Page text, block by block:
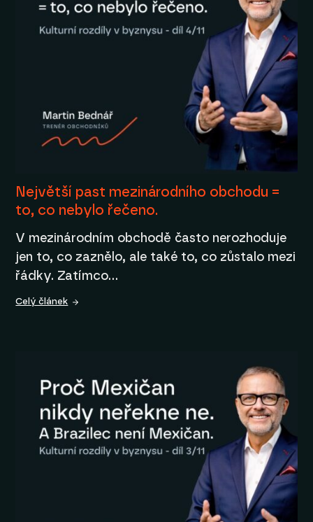
Největší past mezinárodního obchodu =
to, co nebylo řečeno.
V mezinárodním obchodě často nerozhoduje
jen to, co zaznělo, ale také to, co zůstalo mezi
řádky. Zatímco…
Celý článek